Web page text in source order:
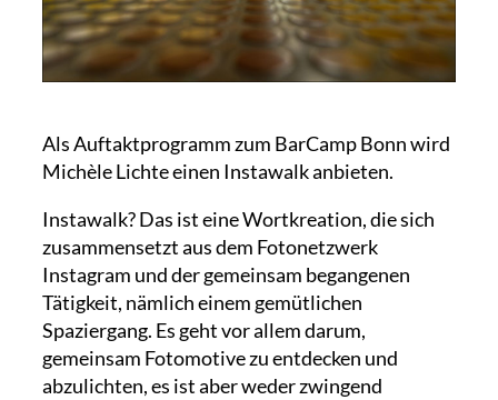
Als Auftaktprogramm zum BarCamp Bonn wird
Michèle Lichte einen Instawalk anbieten.
Instawalk? Das ist eine Wortkreation, die sich
zusammensetzt aus dem Fotonetzwerk
Instagram und der gemeinsam begangenen
Tätigkeit, nämlich einem gemütlichen
Spaziergang. Es geht vor allem darum,
gemeinsam Fotomotive zu entdecken und
abzulichten, es ist aber weder zwingend